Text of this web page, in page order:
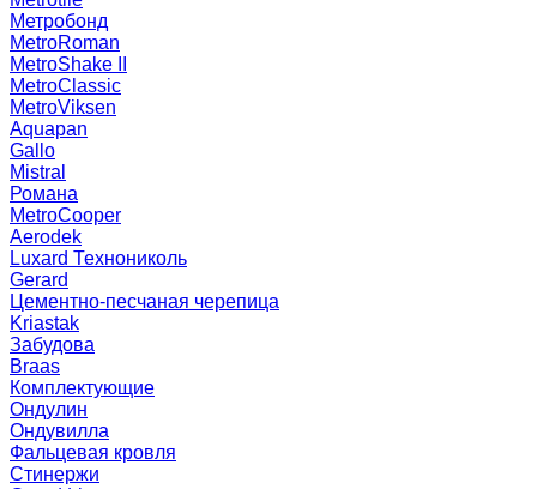
Метробонд
MetroRoman
MetroShake II
MetroClassic
MetroViksen
Aquapan
Gallo
Mistral
Романа
MetroCooper
Aerodek
Luxard Технониколь
Gerard
Цементно-песчаная черепица
Kriastak
Забудова
Braas
Комплектующие
Ондулин
Ондувилла
Фальцевая кровля
Стинержи